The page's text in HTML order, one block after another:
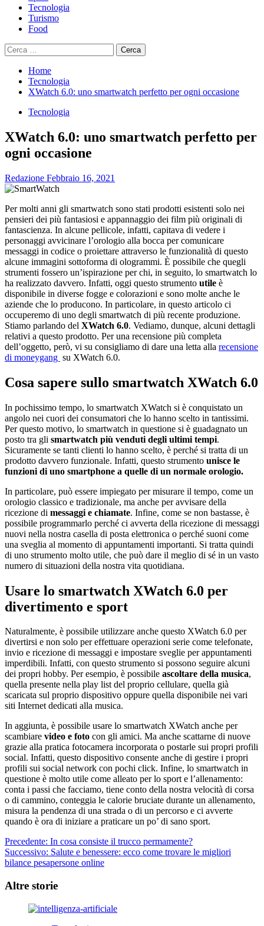
Tecnologia
Turismo
Food
Ricerca
per:
Home
Tecnologia
XWatch 6.0: uno smartwatch perfetto per ogni occasione
Tecnologia
XWatch 6.0: uno smartwatch perfetto per
ogni occasione
Redazione Febbraio 16, 2021
Per molti anni gli smartwatch sono stati prodotti esistenti solo nei
pensieri dei più fantasiosi e appannaggio dei film più originali di
fantascienza. In alcune pellicole, infatti, capitava di vedere i
personaggi avvicinare l’orologio alla bocca per comunicare
messaggi in codice o proiettare attraverso le funzionalità di questo
alcune immagini sottoforma di ologrammi. È possibile che quegli
strumenti fossero un’ispirazione per chi, in seguito, lo smartwatch lo
ha realizzato davvero. Infatti, oggi questo strumento utile è
disponibile in diverse fogge e colorazioni e sono molte anche le
aziende che lo producono. In particolare, in questo articolo ci
occuperemo di uno degli smartwatch di più recente produzione.
Stiamo parlando del XWatch 6.0. Vediamo, dunque, alcuni dettagli
relativi a questo prodotto. Per una recensione più completa
dell’oggetto, però, vi su consigliamo di dare una letta alla recensione
di moneygang su XWatch 6.0.
Cosa sapere sullo smartwatch XWatch 6.0
In pochissimo tempo, lo smartwatch XWatch si è conquistato un
angolo nei cuori dei consumatori che lo hanno scelto in tantissimi.
Per questo motivo, lo smartwatch in questione si è guadagnato un
posto tra gli smartwatch più venduti degli ultimi tempi.
Sicuramente se tanti clienti lo hanno scelto, è perché si tratta di un
prodotto davvero funzionale. Infatti, questo strumento unisce le
funzioni di uno smartphone a quelle di un normale orologio.
In particolare, può essere impiegato per misurare il tempo, come un
orologio classico e tradizionale, ma anche per avvisare della
ricezione di messaggi e chiamate. Infine, come se non bastasse, è
possibile programmarlo perché ci avverta della ricezione di messaggi
nuovi nella nostra casella di posta elettronica o perché suoni come
una sveglia al momento di appuntamenti importanti. Si tratta quindi
di uno strumento molto utile, che può dare il meglio di sé in un vasto
numero di situazioni della nostra vita quotidiana.
Usare lo smartwatch XWatch 6.0 per
divertimento e sport
Naturalmente, è possibile utilizzare anche questo XWatch 6.0 per
divertirsi e non solo per effettuare operazioni serie come telefonate,
invio e ricezione di messaggi e impostare sveglie per appuntamenti
imperdibili. Infatti, con questo strumento si possono seguire alcuni
dei propri hobby. Per esempio, è possibile ascoltare della musica,
quella presente nella play list del proprio cellulare, quella già
scaricata sul proprio dispositivo oppure quella disponibile nei vari
siti Internet dedicati alla musica.
In aggiunta, è possibile usare lo smartwatch XWatch anche per
scambiare video e foto con gli amici. Ma anche scattarne di nuove
grazie alla pratica fotocamera incorporata o postarle sui propri profili
social. Infatti, questo dispositivo consente anche di gestire i propri
profili sui social network con pochi click. Infine, lo smartwatch in
questione è molto utile come alleato per lo sport e l’allenamento:
conta i passi che facciamo, tiene conto della nostra velocità di corsa
o di cammino, conteggia le calorie bruciate durante un allenamento,
misura la pendenza di una strada o di un percorso e ci avverte
quando è ora di iniziare a praticare un po’ di sano sport.
Navigazione
articolo
Precedente: In cosa consiste il trucco permamente?
Successivo: Salute e benessere: ecco come trovare le migliori
bilance pesapersone online
Altre storie